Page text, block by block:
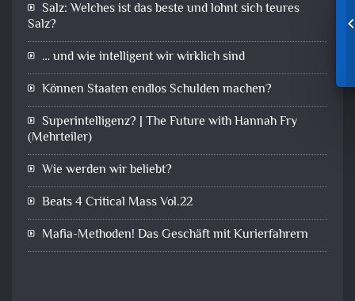
Salz: Welches ist das beste und lohnt sich teures
Salz?
… und wie intelligent wir wirklich sind
Können Staaten endlos Schulden machen?
Superintelligenz? | The Future with Hannah Fry
(Mehrteiler)
Wie werden wir beliebt?
Beats 4 Critical Mass Vol.22
Mafia-Methoden! Das Geschäft mit Kurierfahrern